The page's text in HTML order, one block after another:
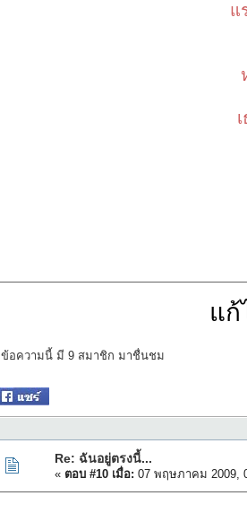
แ
แก้
ข้อความนี้ มี 9 สมาชิก มาชื่นชม
Re: ฉันอยู่ตรงนี้...
« ตอบ #10 เมื่อ: 07 พฤษภาคม 2009,